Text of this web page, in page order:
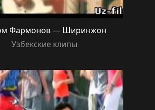
Фармонов — Ширинжон
Узбекские клипы